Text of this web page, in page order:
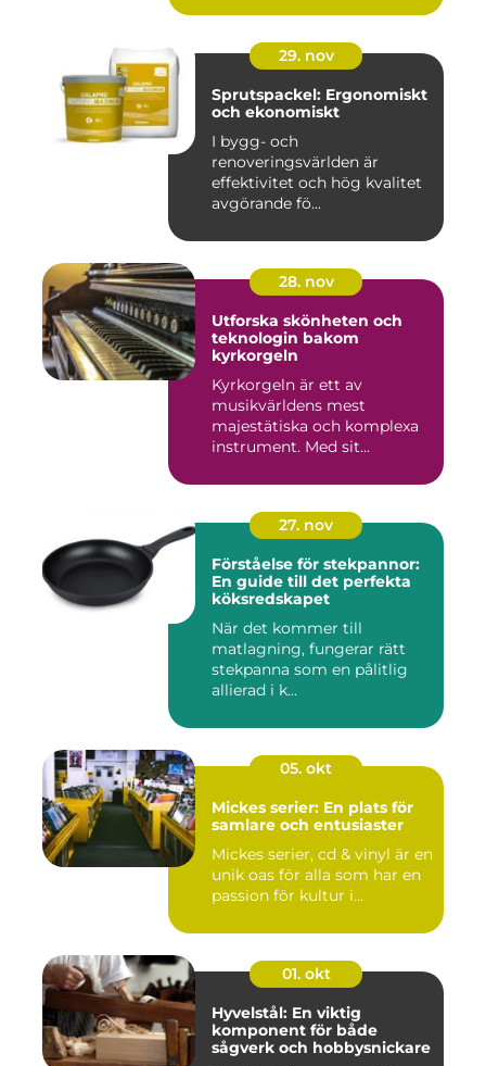
29. nov
Sprutspackel: Ergonomiskt
och ekonomiskt
I bygg- och
renoveringsvärlden är
effektivitet och hög kvalitet
avgörande fö...
28. nov
Utforska skönheten och
teknologin bakom
kyrkorgeln
Kyrkorgeln är ett av
musikvärldens mest
majestätiska och komplexa
instrument. Med sit...
27. nov
Förståelse för stekpannor:
En guide till det perfekta
köksredskapet
När det kommer till
matlagning, fungerar rätt
stekpanna som en pålitlig
allierad i k...
05. okt
Mickes serier: En plats för
samlare och entusiaster
Mickes serier, cd & vinyl är en
unik oas för alla som har en
passion för kultur i...
01. okt
Hyvelstål: En viktig
komponent för både
sågverk och hobbysnickare